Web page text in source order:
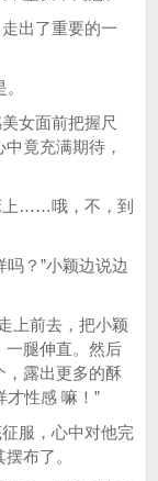
出了重要的一
女面前把握尺
竟充满期待，
上……哦，不，到
？”小颖边说边
上前去，把小颖
一腿伸直。然后
，露出更多的酥
才性感 嘛！”
服，心中对他完
布了。